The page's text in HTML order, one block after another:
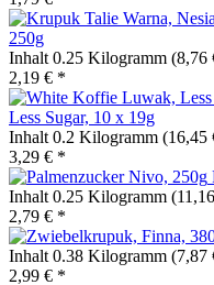
250g
Inhalt 0.25 Kilogramm (8,76
2,19 € *
Less Sugar, 10 x 19g
Inhalt 0.2 Kilogramm (16,45
3,29 € *
Inhalt 0.25 Kilogramm
2,79 € *
Inhalt 0.38 Kilogramm (7,87
2,99 € *